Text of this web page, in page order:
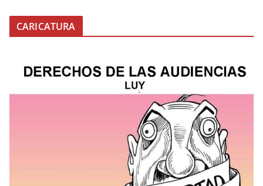
CARICATURA